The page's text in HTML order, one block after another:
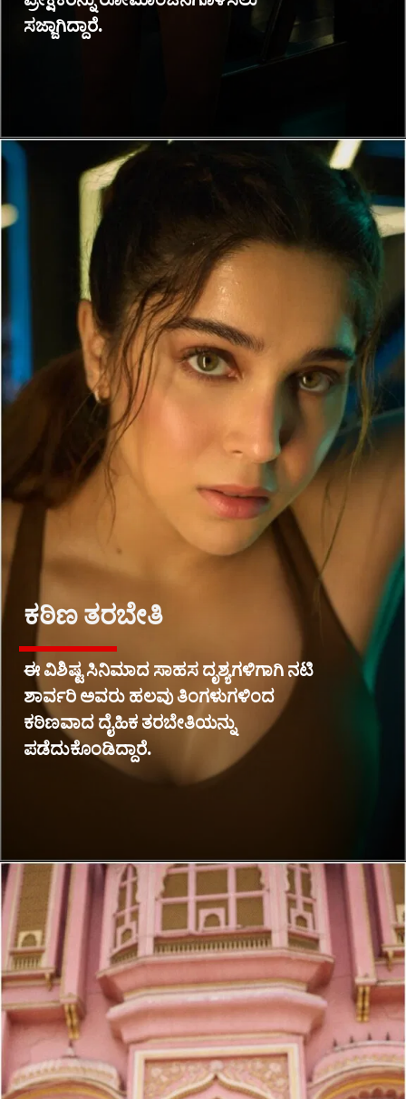
ಸಜ್ಜಾಗಿದ್ದಾರೆ.
ಕಠಿಣ ತರಬೇತಿ
ಈ ವಿಶಿಷ್ಟ ಸಿನಿಮಾದ ಸಾಹಸ ದೃಶ್ಯಗಳಿಗಾಗಿ ನಟಿ
ಶಾರ್ವರಿ ಅವರು ಹಲವು ತಿಂಗಳುಗಳಿಂದ
ಕಠಿಣವಾದ ದೈಹಿಕ ತರಬೇತಿಯನ್ನು
ಪಡೆದುಕೊಂಡಿದ್ದಾರೆ.